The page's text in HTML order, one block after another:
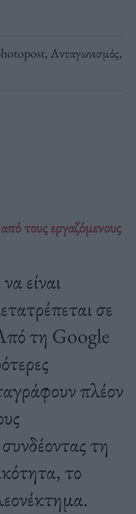
,Ανταγωνισμός,
τους εργαζόμενους
είναι
σε
τη Google
πλέον
τη
το